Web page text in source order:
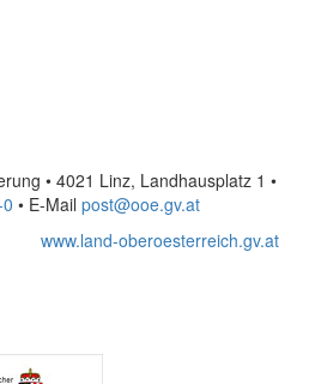
• 4021 Linz, Landhausplatz 1 •
• E-Mail post@ooe.gv.at
www.land-oberoesterreich.gv.at